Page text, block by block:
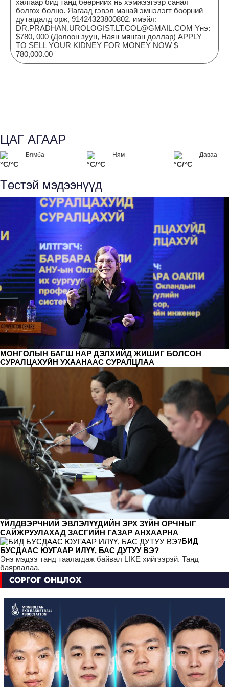
хаягаар бид танд бөөрнийх нь хэмжээгээр санал
болгох болно. Яагаад гэвэл манай эмнэлэгт бөөрний
дутагдалд орж, 91424323800802. имэйл:
DR.PRADHAN.UROLOGIST.LT.COL@GMAIL.COM Yнэ:
$780, 000 (Долоон зуун, Наян мянган доллар) APPLY
TO SELL YOUR KIDNEY FOR MONEY NOW $
780,000.00
ЦАГ АГААР
Бямба
°C/°C
Ням
°C/°C
Даваа
°C/°C
Төстэй мэдээнүүд
МОНГОЛЫН БАГШ НАР ДЭЛХИЙД ЖИШИГ БОЛСОН
СУРАЛЦАХУЙН УХААНААС СУРАЛЦЛАА
ҮЙЛДВЭРЧНИЙ ЭВЛЭЛҮҮДИЙН ЭРХ ЗҮЙН ОРЧНЫГ
САЙЖРУУЛАХАД ЗАСГИЙН ГАЗАР АНХААРНА
БИД
БУСДААС ЮУГААР ИЛҮҮ, БАС ДУТУУ ВЭ?
Энэ мэдээ танд таалагдаж байвал LIKE хийгээрэй. Танд
баярлалаа.
СОРГОГ ОНЦЛОХ